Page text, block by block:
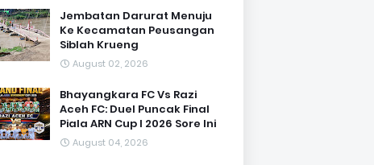
Jembatan Darurat Menuju
Ke Kecamatan Peusangan
Siblah Krueng
August 02, 2026
Bhayangkara FC Vs Razi
Aceh FC: Duel Puncak Final
Piala ARN Cup I 2026 Sore Ini
August 04, 2026